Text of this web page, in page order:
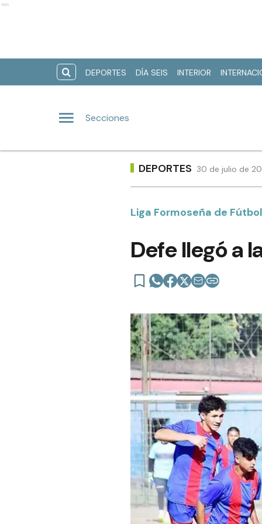
Ads
DEPORTES DÍA SEIS INTERIOR
Secciones
DEPORTES 30 de julio de
Liga Formoseña de Fútbol
Defe llegó a